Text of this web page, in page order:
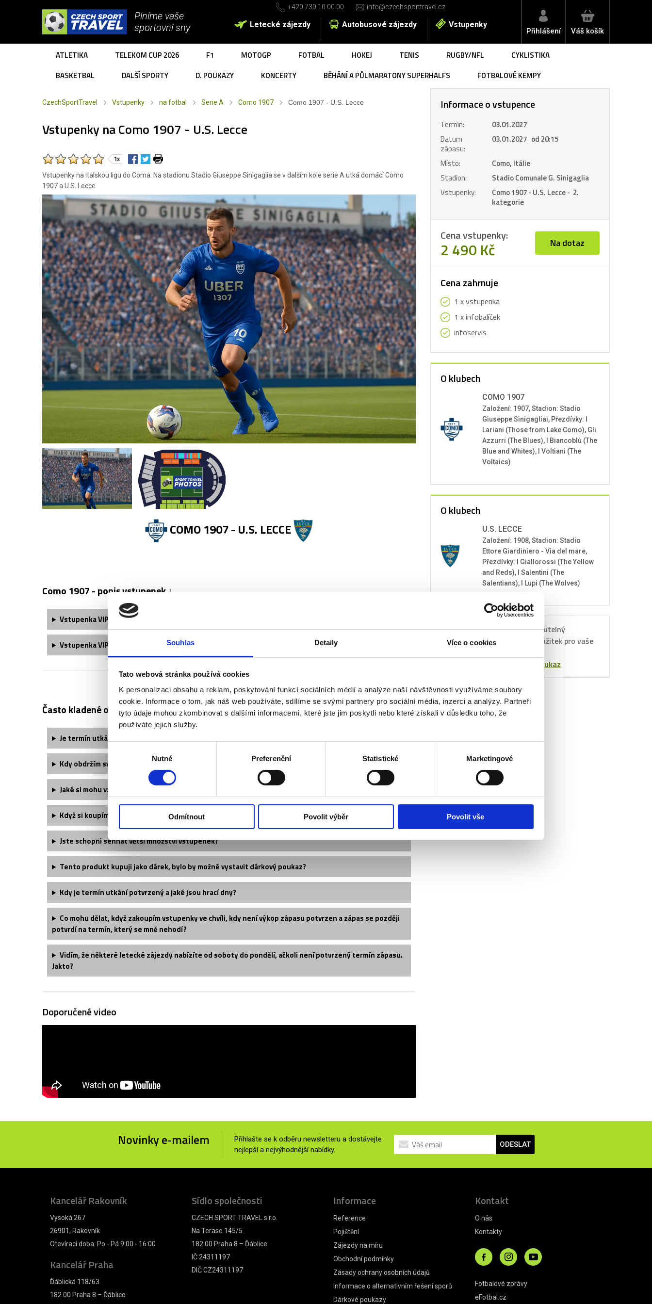
Souhlas Detaily Více o cookies
Tato webová stránka používá cookies
K personalizaci obsahu a reklam, poskytování funkcí sociálních médií a analýze naší návštěvnosti využíváme soubory
cookie. Informace o tom, jak náš web používáte, sdílíme se svými partnery pro sociální média, inzerci a analýzy. Partneři
tyto údaje mohou zkombinovat s dalšími informacemi, které jste jim poskytli nebo které získali v důsledku toho, že
používáte jejich služby.
Výběr
Nutné Preferenční Statistické Marketingové
Odmítnout Povolit výběr Povolit vše
Plníme vaše
sportovní sny
+420 730 10 00 00 info@czechsporttravel.cz
Letecké zájezdy Autobusové zájezdy Vstupenky
Přihlášení Váš košík
ATLETIKA TELEKOM CUP 2026 F1 MOTOGP FOTBAL HOKEJ TENIS RUGBY/NFL
CYKLISTIKA
BASKETBAL
DALŠÍ SPORTY D. POUKAZY KONCERTY BĚHÁNÍ A PŮLMARATONY SUPERHALFS FOTBALOVÉ KEMPY
CzechSportTravel Vstupenky na fotbal Serie A Como 1907 Como 1907 - U.S. Lecce
Vstupenky na Como 1907 - U.S. Lecce
1x
Vstupenky na italskou ligu do Coma. Na stadionu Stadio Giuseppe Sinigaglia se v dalším kole serie A utká domácí Como
1907 a U.S. Lecce.
COMO 1907 - U.S. LECCE
Como 1907 - popis vstupenek ↓
VstupenkaVIP Yacht - 1. kategorie
VstupenkaVIP Yacht - 2. kategorieobsahuje:
Často kladené otázky:
Je termín utkání finálně potvrzený?
Kdy obdržím své vstupenky?
Jaké si mohu vzít oblečení?
Když si koupím dvě vstupenky, budu mít místa vedle sebe?
Jste schopni sehnat větší množství vstupenek?
Tento produkt kupuji jako dárek, bylo by možné vystavit dárkový poukaz?
Kdy je termín utkání potvrzený a jaké jsou hrací dny?
Co mohu dělat, když zakoupím vstupenky ve chvíli, kdy není výkop zápasu potvrzen a zápas se později
potvrdí na termín, který se mně nehodí?
Vidím, že některé letecké zájezdy nabízíte od soboty do pondělí, ačkoli není potvrzený termín zápasu.
Jakto?
Doporučené video
Informace o vstupence
Termín:
03.01.2027
Datum
zápasu:
03.01.2027 od 20:15
Místo:
Como, Itálie
Stadion:
Stadio Comunale G. Sinigaglia
Vstupenky:
Como 1907 - U.S. Lecce - 2.
kategorie
Cena vstupenky:
2 490 Kč Na dotaz
Cena zahrnuje
1 x vstupenka
1 x infobalíček
infoservis
O klubech
COMO 1907
Založení: 1907, Stadion: Stadio
Giuseppe Sinigagliai, Přezdívky: I
Lariani (Those from Lake Como), Gli
Azzurri (The Blues), I Biancoblù (The
Blue and Whites), I Voltiani (The
Voltaics)
O klubech
U.S. LECCE
Založení: 1908, Stadion: Stadio
Ettore Giardiniero - Via del mare,
Přezdívky: I Giallorossi (The Yellow
and Reds), I Salentini (The
Salentians), I Lupi (The Wolves)
Dárkový
Nezapomenutelný
sportovní zážitek pro vaše
Objednat poukaz
Novinky e-mailem
Přihlašte se k odběru newsletteru a dostávejte
nejlepší a nejvýhodnější nabídky.
ODESLAT
Kancelář Rakovník
Vysoká 267
26901, Rakovník
Otevírací doba: Po - Pá 9:00 - 16:00
Kancelář Praha
Ďáblická 118/63
182 00 Praha 8 – Ďáblice
Sídlo společnosti
CZECH SPORT TRAVEL s.r.o.
Na Terase 145/5
182 00 Praha 8 – Ďáblice
IČ 24311197
DIČ CZ24311197
Informace
Reference
Pojištění
Zájezdy na míru
Obchodní podmínky
Zásady ochrany osobních údajů
Informace o alternativním řešení sporů
Dárkové poukazy
Kontakt
O nás
Kontakty
Fotbalové zprávy
eFotbal.cz